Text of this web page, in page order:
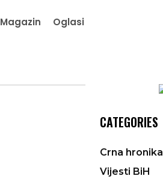
Magazin Oglasi
CATEGORIES
Crna hronika
Vijesti BiH